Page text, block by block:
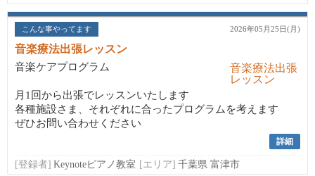
こんな事やってます 2026年05月25日(月)
音楽療法出張レッスン
音楽ケアプログラム
月1回から出張でレッスンいたします
各種施設さま、それぞれに合ったプログラムを考えます
ぜひお問い合わせください
詳細
[登録者] Keynoteピアノ教室 [エリア] 千葉県 富津市